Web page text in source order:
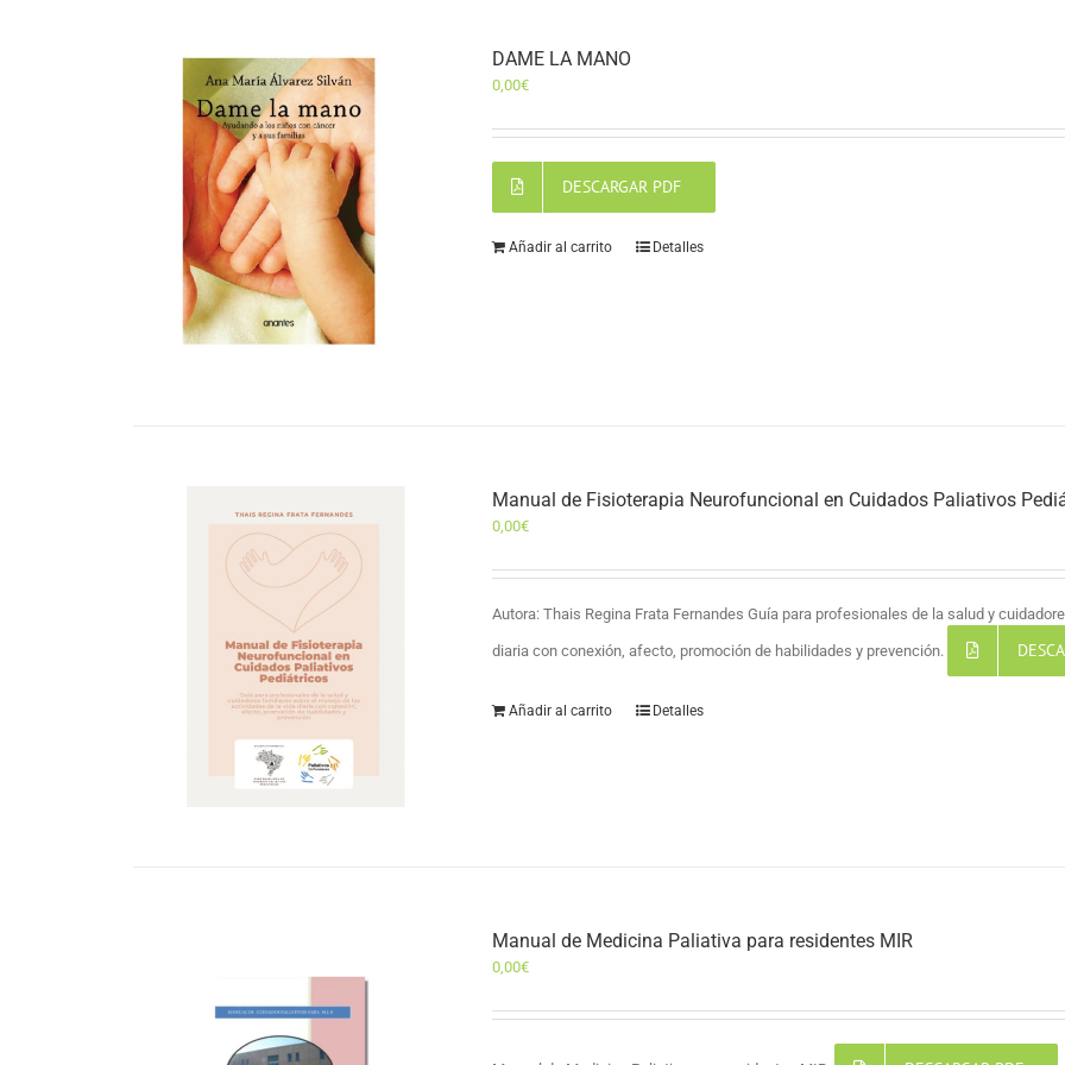
DAME LA MANO
0,00€
DESCARGAR PDF
Añadir al carrito Detalles
Manual de Fisioterapia Neurofuncional en Cuidados Paliativos
0,00€
Autora: Thais Regina Frata Fernandes Guía para profesionales de la salud y
diaria con conexión, afecto, promoción de habilidades y prevención.
Añadir al carrito Detalles
Manual de Medicina Paliativa para residentes MIR
0,00€